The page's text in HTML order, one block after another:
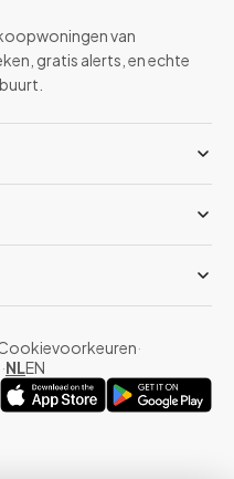
van
gratis alerts, en echte
·
·NLEN